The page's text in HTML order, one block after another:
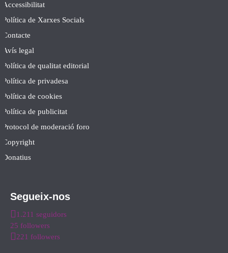
Accessibilitat
Política de Xarxes Socials
Contacte
Avís legal
Política de qualitat editorial
Política de privadesa
Política de cookies
Política de publicitat
Protocol de moderació foro
Copyright
Donatius
Segueix-nos
1.211 seguidors
25 followers
221 followers